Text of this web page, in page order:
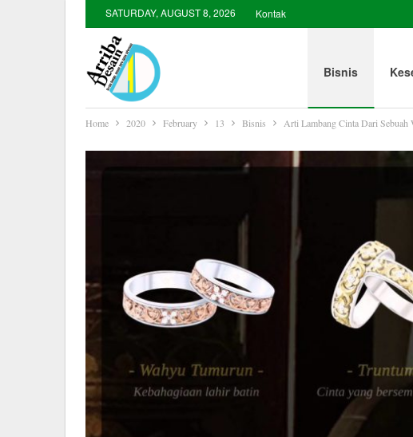
SATURDAY, AUGUST 8, 2026 Kontak
Bisnis
Home 2020 February 13 Bisnis Arti Lambang Cinta Dari Sebuah